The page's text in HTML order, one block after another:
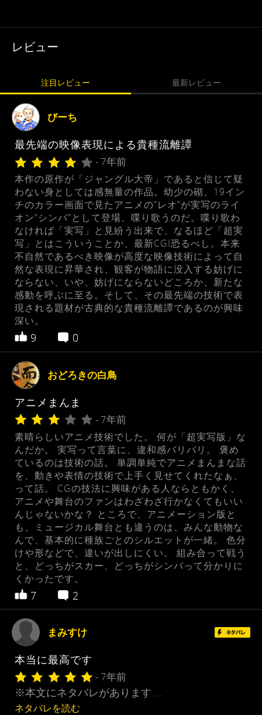
レビュー
注目レビュー 最新レビュー
びーち
最先端の映像表現による貴種流離譚
- 7年前
本作の原作が「ジャングル大帝」であると信じて疑
わない身としては感無量の作品。幼少の砌、19イン
チのカラー画面で見たアニメの”レオ”が実写のライ
オン”シンバ”として登場、喋り歌うのだ。喋り歌わ
なければ「実写」と見紛う出来で、なるほど「超実
写」とはこういうことか、最新CGI恐るべし。本来
不自然であるべき映像が高度な映像技術によって自
然な表現に昇華され、観客が物語に没入する妨げに
ならない、いや、妨げにならないどころか、新たな
感動を呼ぶに至る。そして、その最先端の技術で表
現される題材が古典的な貴種流離譚であるのが興味
深い。
9 0
おどろきの白鳥
アニメまんま
- 7年前
素晴らしいアニメ技術でした。 何が「超実写版」な
んだか。 実写って言葉に、違和感バリバリ。 褒め
ているのは技術の話。 単調単純でアニメまんまな話
を、動きや表情の技術で上手く見せてくれたなぁ、
って話。 CGの技法に興味がある人ならともかく、
アニメや舞台のファンはわざわざ行かなくてもいい
んじゃないかな？ ところで、アニメーション版と
も、ミュージカル舞台とも違うのは、みんな動物な
んで、基本的に種族ごとのシルエットが一緒。 色分
けや形などで、違いが出しにくい。 組み合って戦う
と、どっちがスカー、どっちがシンバって分かりに
くかったです。
7 2
まみすけ
本当に最高です
- 7年前
※本文にネタバレがあります …
ネタバレを読む